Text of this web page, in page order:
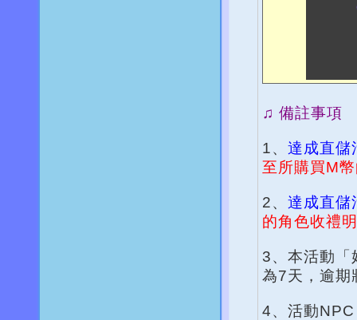
♫ 備註事項
1、 達成直儲
至所購買M
2、 達成直儲
的角色收禮
3、本活動「
為7天，逾期
4、活動